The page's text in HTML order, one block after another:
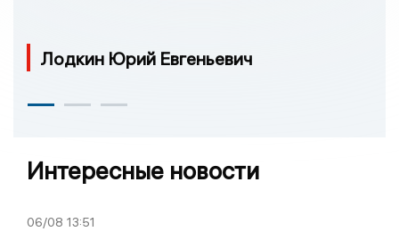
Лодкин Юрий Евгеньевич
Интересные новости
06/08 13:51